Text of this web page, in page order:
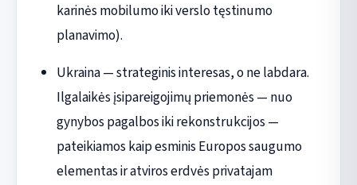
karinės mobilumo iki verslo tęstinumo
planavimo).
Ukraina — strateginis interesas, o ne labdara.
Ilgalaikės įsipareigojimų priemonės — nuo
gynybos pagalbos iki rekonstrukcijos —
pateikiamos kaip esminis Europos saugumo
elementas ir atviros erdvės privatajam